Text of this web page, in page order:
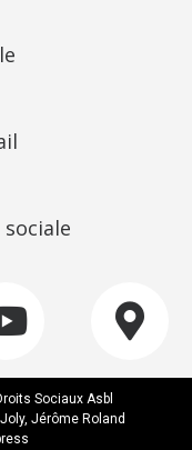
Sociaux Asbl
Jérôme Roland